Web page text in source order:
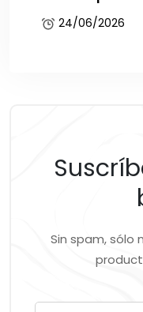
24/06/2026
Sin spam, sólo